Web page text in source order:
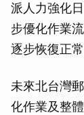
派人力強化
步優化作業
逐步恢復正常
未來北台灣
化作業及整